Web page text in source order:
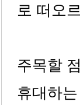
로 떠오
주목할
휴대하